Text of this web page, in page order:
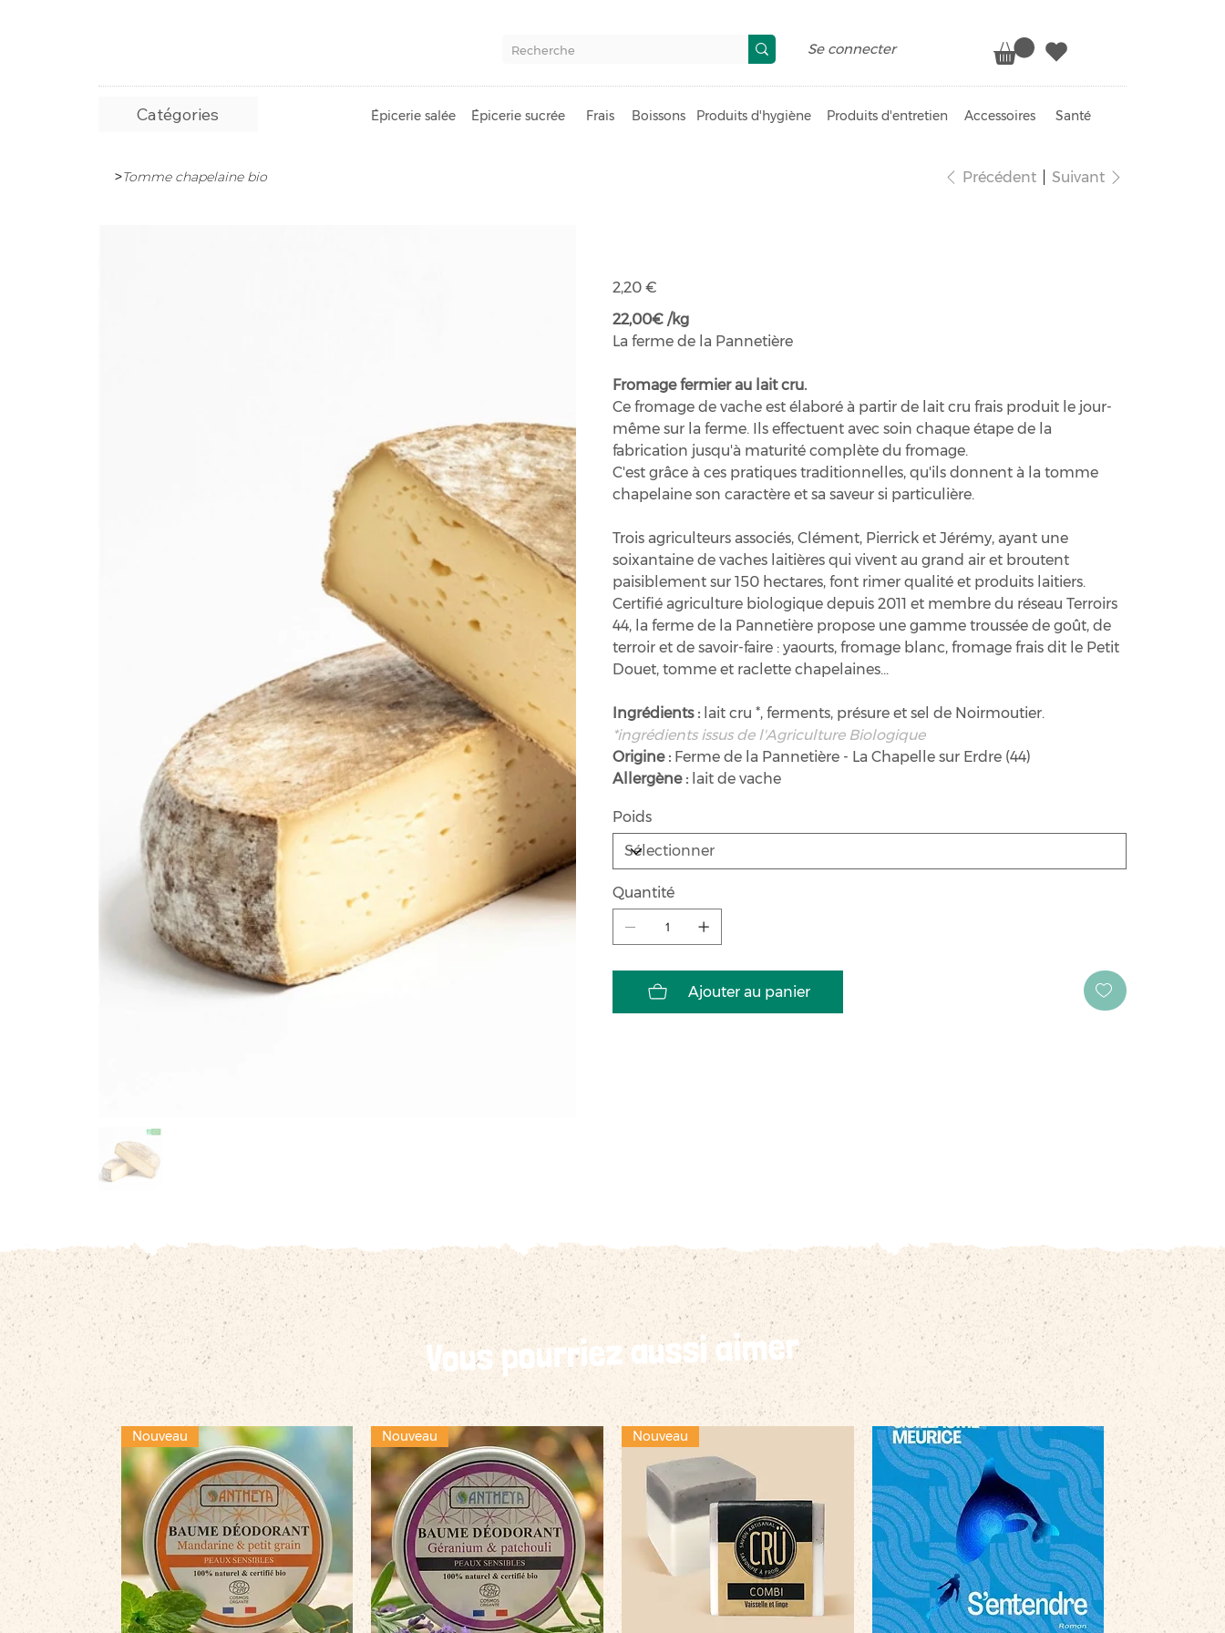
Catégories Épicerie salée Épicerie sucrée Frais Boissons Produits d'hygiène Produits d'entretien Accessoires Santé
Se connecter
>Tomme chapelaine bio Précédent Suivant
Prix
2,20 €
22,00€ /kg
La ferme de la Pannetière
Fromage fermier au lait cru.
Ce fromage de vache est élaboré à partir de lait cru frais produit le jour-
même sur la ferme. Ils effectuent avec soin chaque étape de la
fabrication jusqu'à maturité complète du fromage.
C'est grâce à ces pratiques traditionnelles, qu'ils donnent à la tomme
chapelaine son caractère et sa saveur si particulière.
Trois agriculteurs associés, Clément, Pierrick et Jérémy, ayant une
soixantaine de vaches laitières qui vivent au grand air et broutent
paisiblement sur 150 hectares, font rimer qualité et produits laitiers.
Certifié agriculture biologique depuis 2011 et membre du réseau Terroirs
44, la ferme de la Pannetière propose une gamme troussée de goût, de
terroir et de savoir-faire : yaourts, fromage blanc, fromage frais dit le Petit
Douet, tomme et raclette chapelaines...
Ingrédients : lait cru *, ferments, présure et sel de Noirmoutier.
*ingrédients issus de l'Agriculture Biologique
Origine : Ferme de la Pannetière - La Chapelle sur Erdre (44)
Allergène : lait de vache
Poids
Quantité
Ajouter au panier
Vous pourriez aussi aimer
Nouveau Nouveau Nouveau